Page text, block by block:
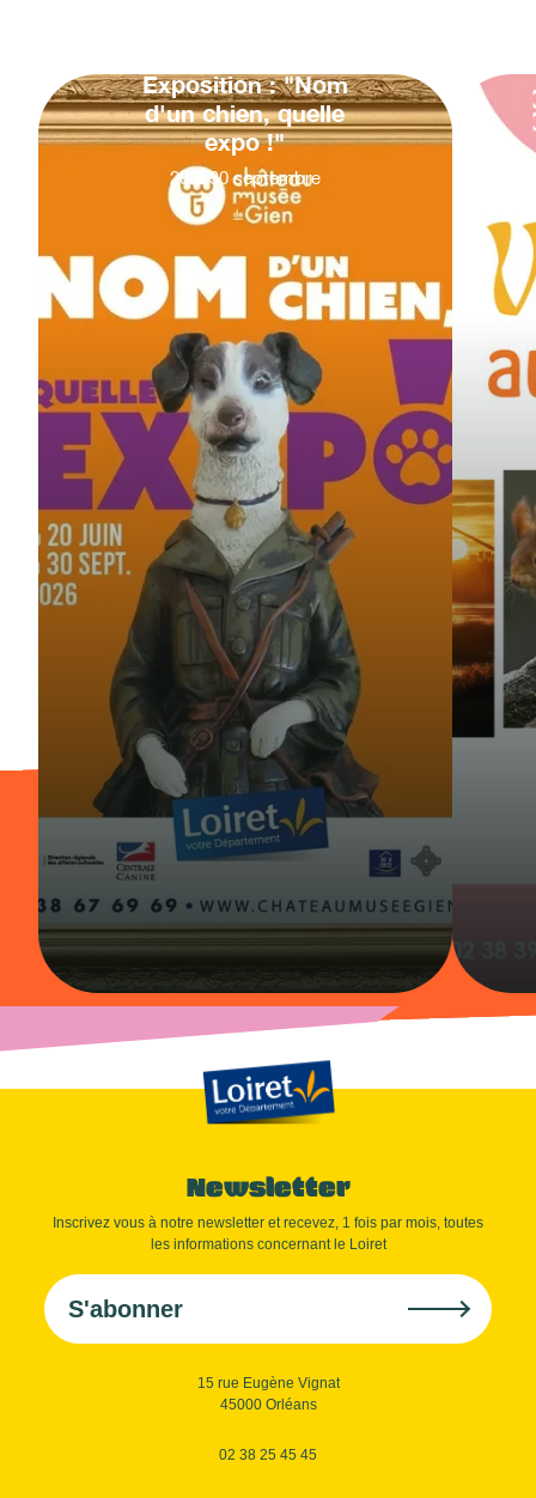
Exposition : "Nom
d'un chien, quelle
expo !"
20 30 septembre
Newsletter
Inscrivez vous à notre newsletter et recevez, 1 fois par mois, toutes
les informations concernant le Loiret
S'abonner
15 rue Eugène Vignat
45000 Orléans
02 38 25 45 45